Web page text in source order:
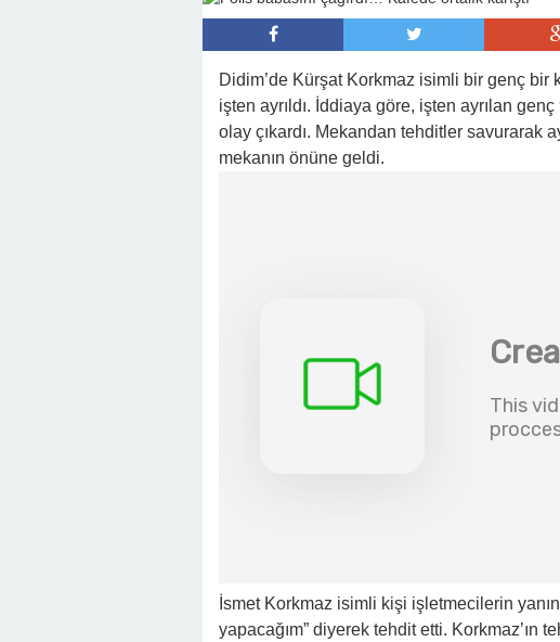
Didim’de Kürşat Korkmaz isimli bir genç bir
işten ayrıldı. İddiaya göre, işten ayrılan
olay çıkardı. Mekandan tehditler savurarak
mekanın önüne geldi.
İsmet Korkmaz isimli kişi işletmecilerin
yapacağım” diyerek tehdit etti. Korkmaz’ın